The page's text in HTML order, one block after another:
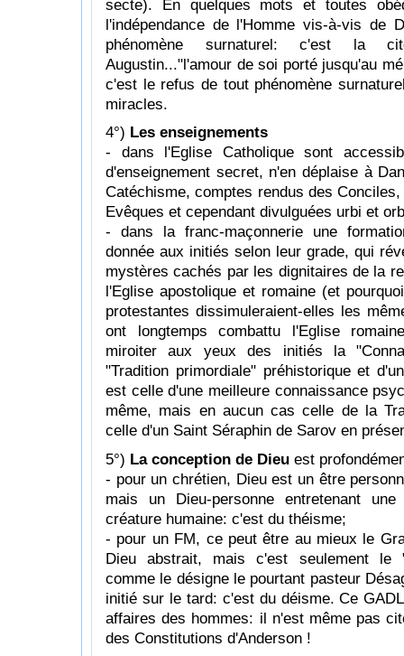
secte). En quelques mots et toutes
l'indépendance de l'Homme vis-à-vis de
phénomène surnaturel: c'est la
Augustin..."l'amour de soi porté jusqu'au
c'est le refus de tout phénomène
miracles.
4°) Les enseignements
- dans l'Eglise Catholique sont
d'enseignement secret, n'en déplaise à
Catéchisme, comptes rendus des
Evêques et cependant divulguées urbi et
- dans la franc-maçonnerie une
donnée aux initiés selon leur grade, qui
mystères cachés par les dignitaires de la
l'Eglise apostolique et romaine (et
protestantes dissimuleraient-elles les
ont longtemps combattu l'Eglise
miroiter aux yeux des initiés la
"Tradition primordiale" préhistorique et
est celle d'une meilleure connaissance
même, mais en aucun cas celle de la
celle d'un Saint Séraphin de Sarov en
5°) La conception de Dieu est
- pour un chrétien, Dieu est un être
mais un Dieu-personne entretenant
créature humaine: c'est du théisme;
- pour un FM, ce peut être au mieux le
Dieu abstrait, mais c'est seulement le
comme le désigne le pourtant pasteur
initié sur le tard: c'est du déisme. Ce
affaires des hommes: il n'est même pas
des Constitutions d'Anderson !